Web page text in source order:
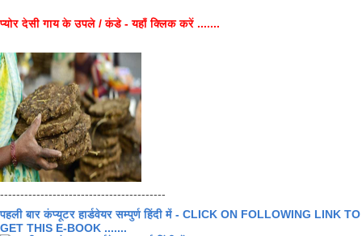
प्योर देसी गाय के उपले / कंडे - यहाँ क्लिक करें .......
-----------------------------------------
पहली बार कंप्यूटर हार्डवेयर सम्पुर्ण हिंदी में - CLICK ON FOLLOWING LINK TO
GET THIS E-BOOK .......